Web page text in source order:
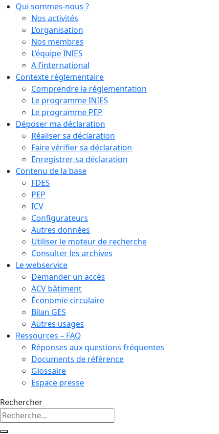
Qui sommes-nous ?
Nos activités
L’organisation
Nos membres
L’équipe INIES
A l’international
Contexte réglementaire
Comprendre la réglementation
Le programme INIES
Le programme PEP
Déposer ma déclaration
Réaliser sa déclaration
Faire vérifier sa déclaration
Enregistrer sa déclaration
Contenu de la base
FDES
PEP
ICV
Configurateurs
Autres données
Utiliser le moteur de recherche
Consulter les archives
Le webservice
Demander un accès
ACV bâtiment
Économie circulaire
Bilan GES
Autres usages
Ressources – FAQ
Réponses aux questions fréquentes
Documents de référence
Glossaire
Espace presse
Rechercher